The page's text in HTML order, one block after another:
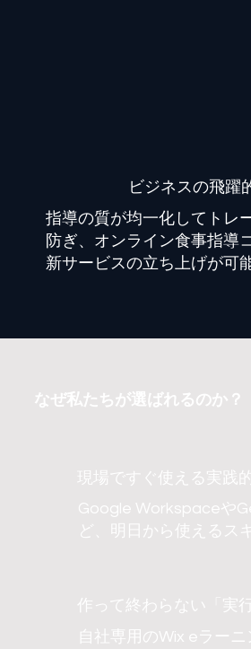
ビジネスの飛躍
指導の質が均一化してトレ
防ぎ、オンライン食事指導
新サービスの立ち上げが可
なぜ私たちが選ばれるのか？
現場ですぐ使える実践
Google Workspaceや
ど、明日から使えるス
作って終わらない「実
自社専用のWix eラー